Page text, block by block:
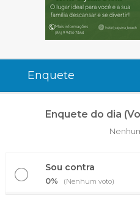
Enquete
Enquete do dia
Sou contra
0% (Nenhum voto)